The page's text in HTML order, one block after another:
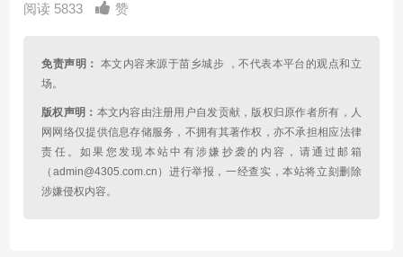
阅读 5833 赞
免责声明： 本文内容来源于苗乡城步 ，不代表本平台的观点和立
场。
版权声明： 本文内容由注册用户自发贡献，版权归原作者所有，人
网网络仅提供信息存储服务，不拥有其著作权，亦不承担相应法律
责任。如果您发现本站中有涉嫌抄袭的内容，请通过邮箱
（admin@4305.com.cn）进行举报，一经查实，本站将立刻删除
涉嫌侵权内容。